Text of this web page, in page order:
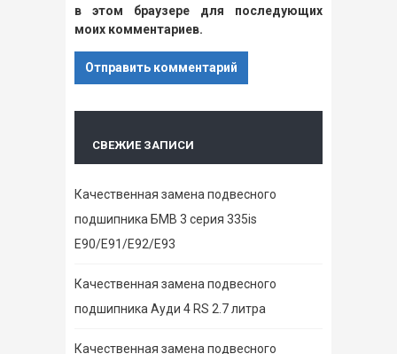
в этом браузере для последующих
моих комментариев.
СВЕЖИЕ ЗАПИСИ
Качественная замена подвесного
подшипника БМВ 3 серия 335is
E90/E91/E92/E93
Качественная замена подвесного
подшипника Ауди 4 RS 2.7 литра
Качественная замена подвесного